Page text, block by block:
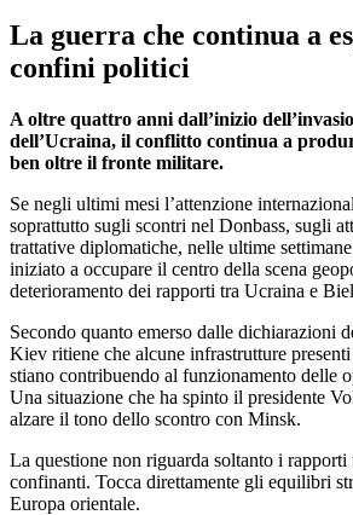
La guerra che continua a
confini politici
A oltre quattro anni dall’inizio
dell’Ucraina, il conflitto continua a
ben oltre il fronte militare.
Se negli ultimi mesi l’attenzione
soprattutto sugli scontri nel Donbass, sugli
trattative diplomatiche, nelle ultime
iniziato a occupare il centro della scena
deterioramento dei rapporti tra Ucraina e
Secondo quanto emerso dalle dichiarazioni
Kiev ritiene che alcune infrastrutture
stiano contribuendo al funzionamento delle
Una situazione che ha spinto il presidente
alzare il tono dello scontro con Minsk.
La questione non riguarda soltanto i rapporti
confinanti. Tocca direttamente gli equilibri
Europa orientale.